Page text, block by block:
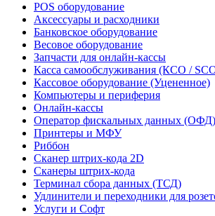
POS оборудование
Аксессуары и расходники
Банковское оборудование
Весовое оборудование
Запчасти для онлайн-кассы
Касса самообслуживания (КСО /
Кассовое оборудование (Уцененное)
Компьютеры и периферия
Онлайн-кассы
Оператор фискальных данных (ОФД)
Принтеры и МФУ
Риббон
Сканер штрих-кода 2D
Сканеры штрих-кода
Терминал сбора данных (ТСД)
Удлинители и переходники для
Услуги и Софт